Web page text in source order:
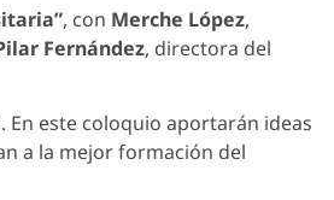
, con Merche López,
Fernández, directora del
este coloquio aportarán ideas
a la mejor formación del